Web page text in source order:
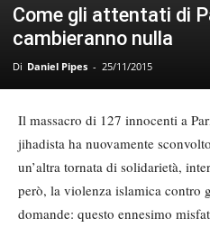
Come gli attentati di
cambieranno nulla
Di Daniel Pipes - 25/11/2015
Il massacro di 127 innocenti a
jihadista ha nuovamente
un’altra tornata di solidarietà,
però, la violenza islamica contro
domande: questo ennesimo